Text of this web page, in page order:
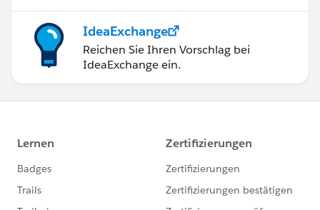
IdeaExchange
Reichen Sie Ihren Vorschlag bei
IdeaExchange ein.